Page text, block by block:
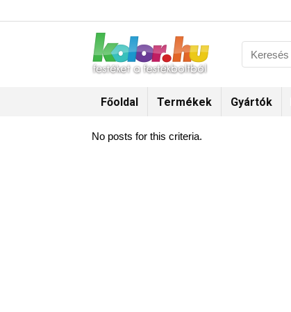
Főoldal Termékek Gyártók
No posts for this criteria.